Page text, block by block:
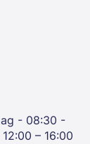
- 08:30 -
– 16:00